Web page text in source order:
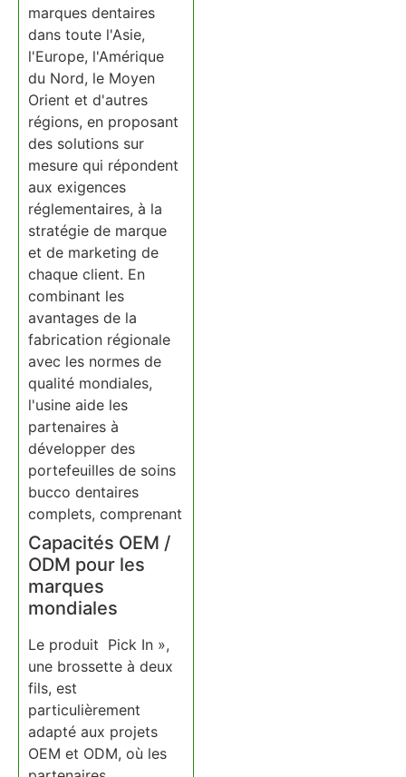
marques dentaires
dans toute l'Asie,
l'Europe, l'Amérique
du Nord, le Moyen
Orient et d'autres
régions, en proposant
des solutions sur
mesure qui répondent
aux exigences
réglementaires, à la
stratégie de marque
et de marketing de
chaque client. En
combinant les
avantages de la
fabrication régionale
avec les normes de
qualité mondiales,
l'usine aide les
partenaires à
développer des
portefeuilles de soins
bucco dentaires
complets, comprenant
Capacités OEM /
ODM pour les
marques
mondiales
Le produit Pick In »,
une brossette à deux
fils, est
particulièrement
adapté aux projets
OEM et ODM, où les